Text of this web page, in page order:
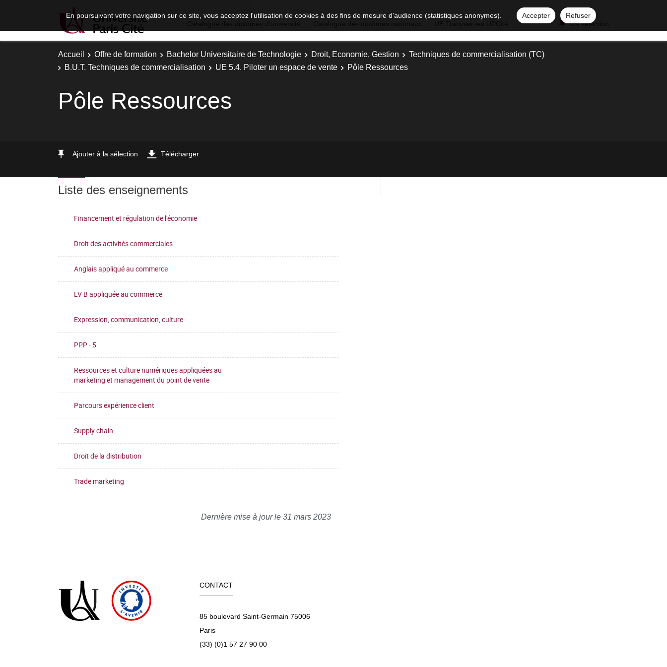
En poursuivant votre navigation sur ce site, vous acceptez l'utilisation de cookies à des fins de mesure d'audience (statistiques anonymes). Accepter
Refuser
Ma sélection
Accueil Offre de formation Bachelor Universitaire de Technologie Droit, Economie, Gestion
Techniques de commercialisation (TC)
B.U.T. Techniques de commercialisation
UE 5.4. Piloter un espace de vente Pôle Ressources
Pôle Ressources
Ajouter à la sélection Télécharger
Liste des enseignements
Financement et régulation de l'économie
Droit des activités commerciales
Anglais appliqué au commerce
LV B appliquée au commerce
Expression, communication, culture
PPP - 5
Ressources et culture numériques appliquées au
marketing et management du point de vente
Parcours expérience client
Supply chain
Droit de la distribution
Trade marketing
Dernière mise à jour le 31 mars 2023
CONTACT
85 boulevard Saint-Germain 75006
Paris
(33) (0)1 57 27 90 00